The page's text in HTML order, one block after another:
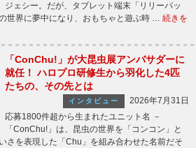
ジェシー。だが、タブレット端末「リリーパッ
世界に夢中になり、おもちゃと遊ぶ時 … 続きを
「ConChu!」が大昆虫展アンバサダーに
就任！ ハロプロ研修生から羽化した4匹
たちの、その先とは
インタビュー
2026年7月31日
応募1800件超から生まれたユニット名 －
「ConChu!」は、昆虫の世界を「コンコン」と
さを表現した「Chu」を組み合わせた名前だそ